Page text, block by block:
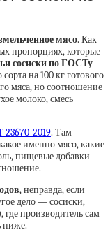
мясо. Как
пропорциях, которые
сосиски по ГОСТу
на 100 кг готового
мяса, но соотношение
молоко, смесь
2019. Там
именно мясо, какие
пищевые добавки —
, неправда, если
дело — сосиски,
производитель сам
ниже.